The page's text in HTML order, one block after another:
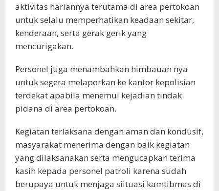
aktivitas hariannya terutama di area pertokoan
untuk selalu memperhatikan keadaan sekitar,
kenderaan, serta gerak gerik yang
mencurigakan.
Personel juga menambahkan himbauan nya
untuk segera melaporkan ke kantor kepolisian
terdekat apabila menemui kejadian tindak
pidana di area pertokoan.
Kegiatan terlaksana dengan aman dan kondusif,
masyarakat menerima dengan baik kegiatan
yang dilaksanakan serta mengucapkan terima
kasih kepada personel patroli karena sudah
berupaya untuk menjaga siituasi kamtibmas di